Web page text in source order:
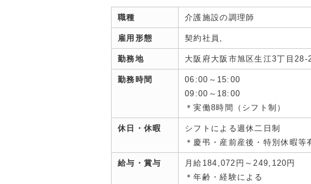
職種 介護施設の調理師
雇用形態 契約社員,
勤務地 大阪府大阪市旭区生江3丁目28-
勤務時間
06:00～15:00
09:00～18:00
＊実働8時間（シフト制）
休日・休暇
シフトによる週休二日制
＊慶弔・産前産後・特別休暇等
給与・賞与
月給184,072円～249,120円
＊年齢・経験による